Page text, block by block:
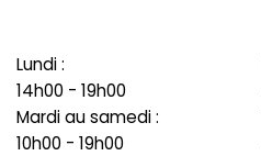
Lundi :
14h00 - 19h00
Mardi au samedi :
10h00 - 19h00